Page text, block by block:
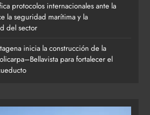
protocolos internacionales ante la
la seguridad marítima y la
del sector
inicia la construcción de la
para fortalecer el